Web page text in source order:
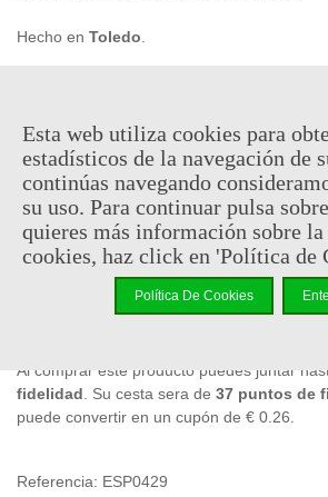
Hecho en Toledo
74,95 € (impuestos inc.)
Consultar disponibilidad
-
Añadir Al Carrito
Al comprar este producto puedes juntar
fidelidad . Su cesta sera de 37 puntos de
puede convertir en un cupón de € 0.26
Referencia: ESP0429
Esta web utiliza cookies para
estadísticos de la navegación de
continúas navegando
su uso. Para continuar pulsa
quieres más información sobre
cookies, haz click en 'Política de
Política De Cookies